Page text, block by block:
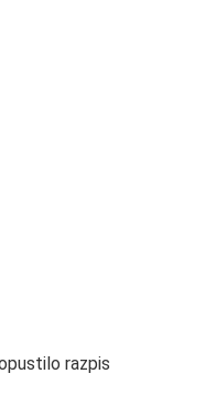
razpis